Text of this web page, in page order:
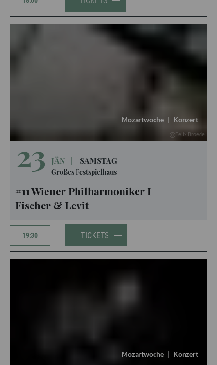
Mozartwoche | Konzert
Felix Broede
23 JÄN SAMSTAG
Großes Festspielhaus
#11 Wiener Philharmoniker I
Fischer & Levit
19:30 TICKETS
Mozartwoche | Konzert